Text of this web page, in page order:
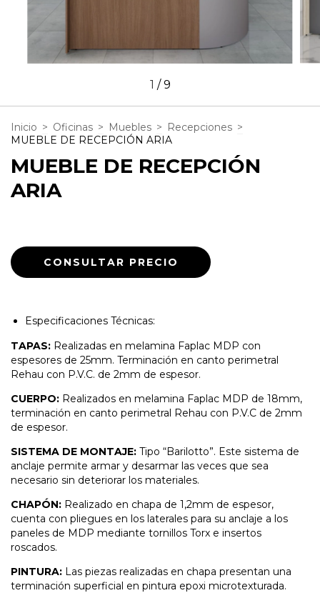
1 /9
Inicio > Oficinas > Muebles > Recepciones >
MUEBLE DE RECEPCIÓN ARIA
MUEBLE DE RECEPCIÓN
ARIA
Especificaciones Técnicas:
TAPAS: Realizadas en melamina Faplac MDP con
espesores de 25mm. Terminación en canto perimetral
Rehau con P.V.C. de 2mm de espesor.
CUERPO: Realizados en melamina Faplac MDP de 18mm,
terminación en canto perimetral Rehau con P.V.C de 2mm
de espesor.
SISTEMA DE MONTAJE: Tipo “Barilotto”. Este sistema de
anclaje permite armar y desarmar las veces que sea
necesario sin deteriorar los materiales.
CHAPÓN: Realizado en chapa de 1,2mm de espesor,
cuenta con pliegues en los laterales para su anclaje a los
paneles de MDP mediante tornillos Torx e insertos
roscados.
PINTURA: Las piezas realizadas en chapa presentan una
terminación superficial en pintura epoxi microtexturada.